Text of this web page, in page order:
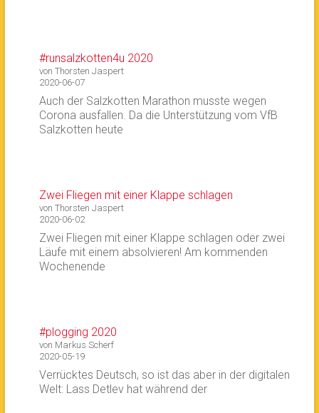
#runsalzkotten4u 2020
von Thorsten Jaspert
2020-06-07
Auch der Salzkotten Marathon musste wegen
Corona ausfallen. Da die Unterstützung vom VfB
Salzkotten heute
Zwei Fliegen mit einer Klappe schlagen
von Thorsten Jaspert
2020-06-02
Zwei Fliegen mit einer Klappe schlagen oder zwei
Läufe mit einem absolvieren! Am kommenden
Wochenende
#plogging 2020
von Markus Scherf
2020-05-19
Verrücktes Deutsch, so ist das aber in der digitalen
Welt: Lass Detlev hat während der